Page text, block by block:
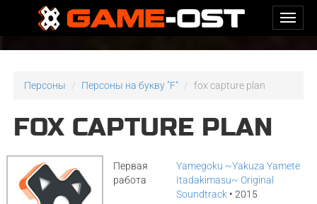
Персоны Персоны на букву "F" fox capture plan
FOX CAPTURE PLAN
Первая
работа
Yamegoku ~Yakuza Yamete
Itadakimasu~ Original
Soundtrack • 2015